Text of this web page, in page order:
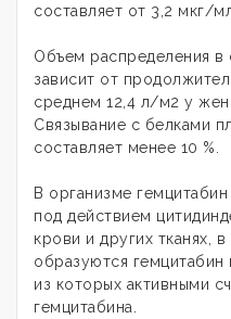
составляет от 3,2 мкг/
Объем распределения
зависит от
среднем 12,4 л/м2 у
Связывание с белками
составляет менее 10 %.
В организме
под действием
крови и других тканях, в
образуются
из которых активными
гемцитабина.